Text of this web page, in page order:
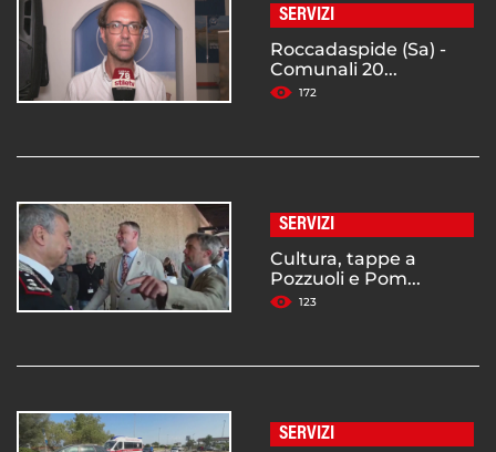
SERVIZI
Roccadaspide (Sa) -
Comunali 20...
172
SERVIZI
Cultura, tappe a
Pozzuoli e Pom...
123
SERVIZI